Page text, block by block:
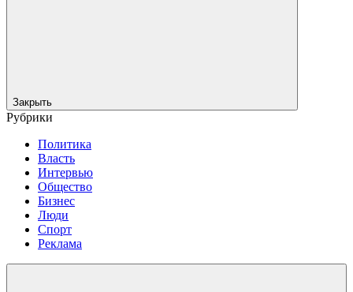
Закрыть
Рубрики
Политика
Власть
Интервью
Общество
Бизнес
Люди
Спорт
Реклама